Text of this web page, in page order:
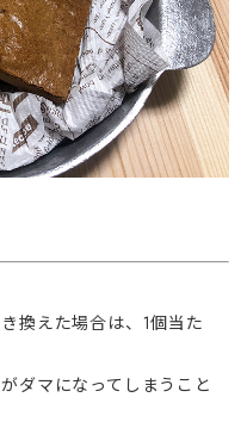
換えた場合は、1個当た
ダマになってしまうこと